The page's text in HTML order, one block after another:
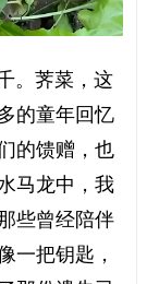
。荠菜，这
的童年回忆
的馈赠，也
马龙中，我
些曾经陪伴
一把钥匙，